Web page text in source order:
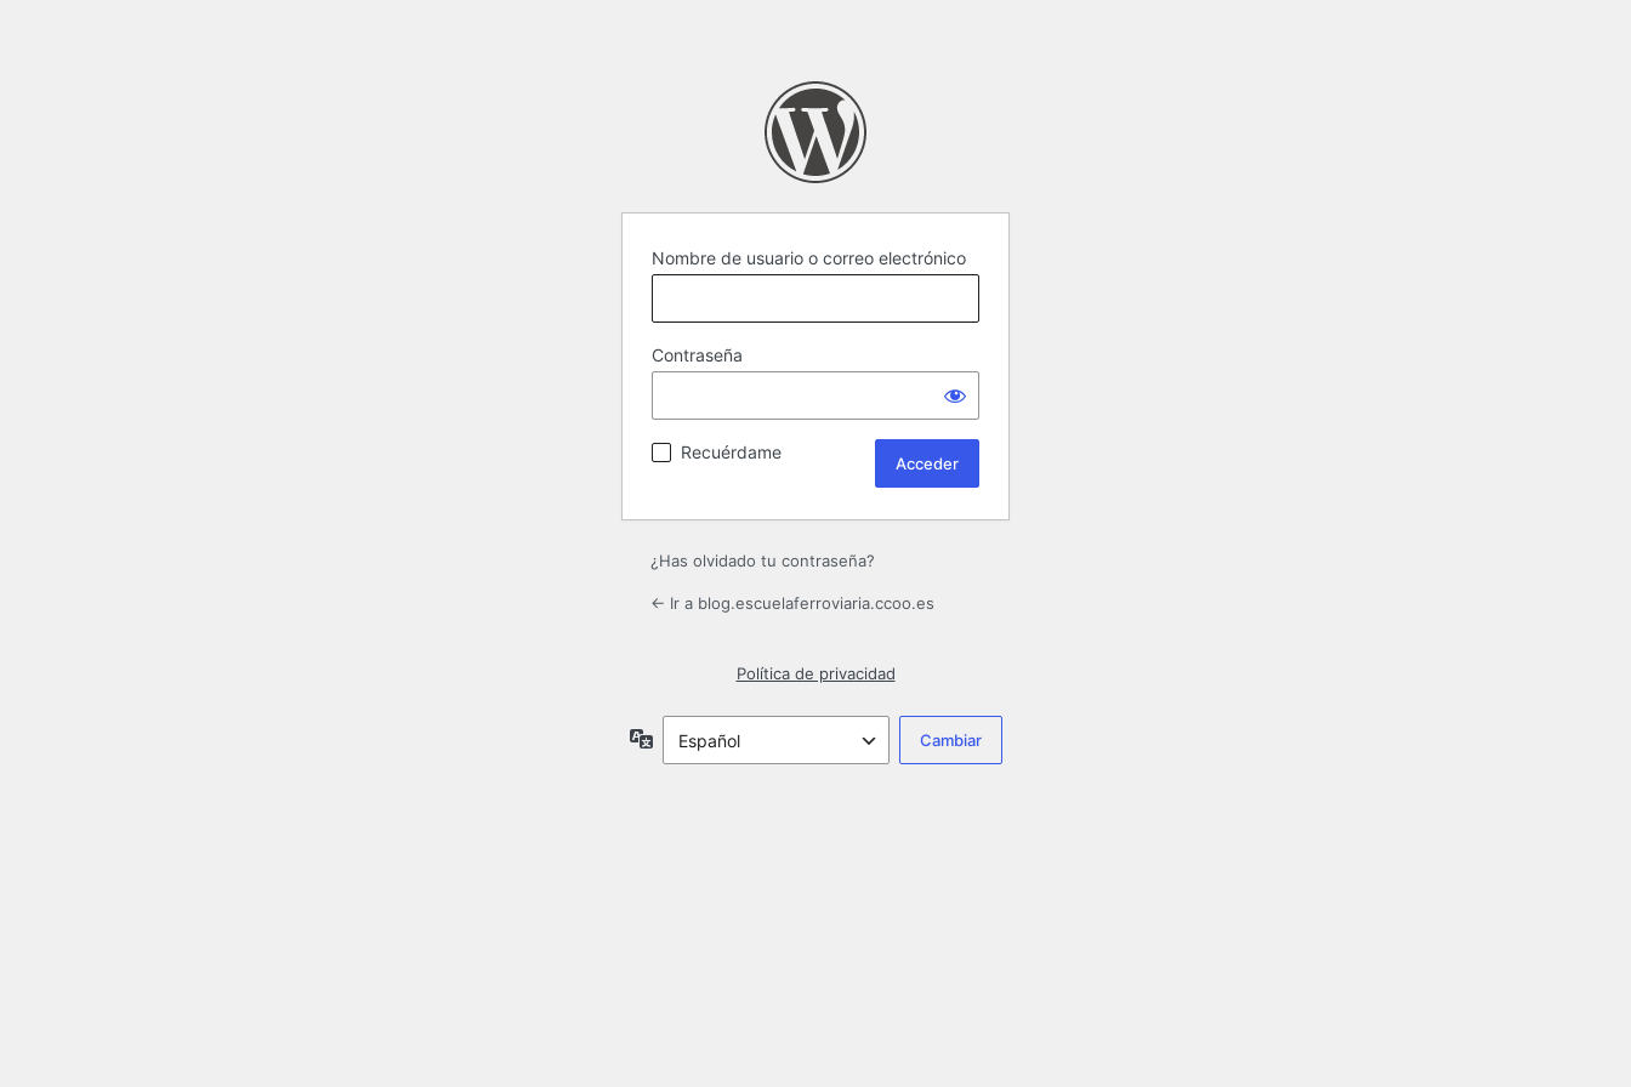
Nombre de usuario o correo electrónico
Contraseña
Recuérdame
¿Has olvidado tu contraseña?
← Ir a blog.escuelaferroviaria.ccoo.es
Política de privacidad
Idioma